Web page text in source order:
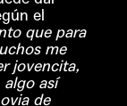
el
que para
me
jovencita,
así
de